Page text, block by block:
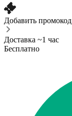
Добавить промокод
Доставка ~1 час
Бесплатно